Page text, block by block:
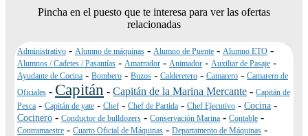
Pincha en el puesto que te interesa para ver las ofertas
relacionadas
Administrativo - Alumno de máquinas - Alumno de Puente - Alumno ETO -
Alumnos / Cadetes / Pasantías - Amarrador - Animador - Auxiliar de Pasaje -
Ayudante de Cocina - Bombero - Buzos - Calderetero - Camarero - Camarero de
Oficiales - Capitán - Capitán de la Marina Mercante - Capitán de
Pesca - Capitán de yate - Chef - Chef de Partida - Chef Ejecutivo - Cocina -
Cocinero - Conductor de bulldozers - Conservación Marina - Contable -
Contramaestre - Cuarto Oficial de Máquinas - Departamento de Máquinas -